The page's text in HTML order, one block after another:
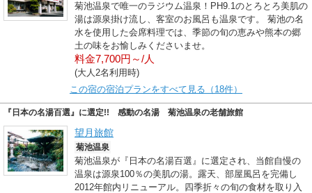
菊池温泉で唯一のラジウム温泉！PH9.1のとろとろ美肌の
湯は源泉掛け流し、客室のお風呂も温泉です。 菊池の名
水を使用した会席料理では、季節の旬の恵みや熊本の郷
土の味をお愉しみくださいませ。
料金7,700円～/人
(大人2名利用時)
この宿の宿泊プランをすべて見る（18件）
『日本の名湯百選』に選定!! 感動の名湯 菊池温泉の老舗旅館
望月旅館
菊池温泉
菊池温泉が『日本の名湯百選』に選定され、当館自慢の
温泉は源泉100％の美肌の湯。露天、部屋風呂を完備し
2012年館内リニューアル。四季折々の旬の食材を取り入